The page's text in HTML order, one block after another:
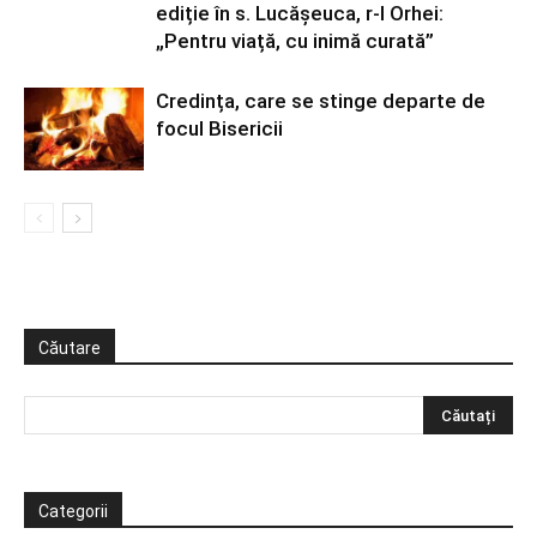
ediție în s. Lucășeuca, r-l Orhei:
„Pentru viață, cu inimă curată”
Credința, care se stinge departe de
focul Bisericii
Căutare
Categorii